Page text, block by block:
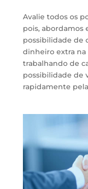
Avalie todos os
pois, abordamos
possibilidade de
dinheiro extra
trabalhando de
possibilidade de
rapidamente